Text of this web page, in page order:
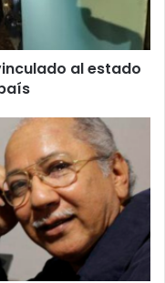
al estado